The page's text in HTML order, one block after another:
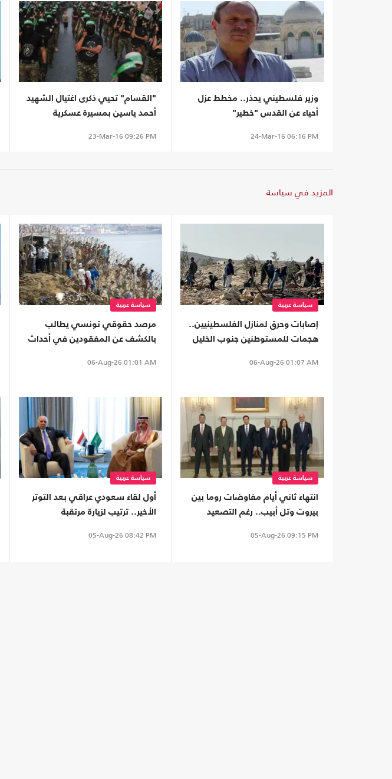
وزير فلسطيني يحذر.. مخطط عزل
أحياء عن القدس "خطير"
24-Mar-16 06:16 PM
"القسام" تحيي ذكرى اغتيال الشهيد
أحمد ياسين بمسيرة عسكرية
23-Mar-16 09:26 PM
المزيد في سياسة
سياسة عربية
إصابات وحرق لمنازل الفلسطينيين..
هجمات للمستوطنين جنوب الخليل
06-Aug-26 01:07 AM
سياسة عربية
مرصد حقوقي تونسي يطالب
بالكشف عن المفقودين في أحداث
06-Aug-26 01:01 AM
سياسة عربية
انتهاء ثاني أيام مفاوضات روما بين
بيروت وتل أبيب.. رغم التصعيد
05-Aug-26 09:15 PM
سياسة عربية
أول لقاء سعودي عراقي بعد التوتر
الأخير.. ترتيب لزيارة مرتقبة
05-Aug-26 08:42 PM